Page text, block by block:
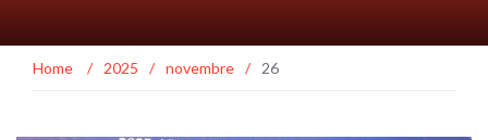
Home / 2025 / novembre / 26